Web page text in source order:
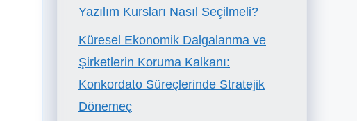
Yazılım Kursları Nasıl Seçilmeli?
Küresel Ekonomik Dalgalanma ve
Şirketlerin Koruma Kalkanı:
Konkordato Süreçlerinde Stratejik
Dönemeç